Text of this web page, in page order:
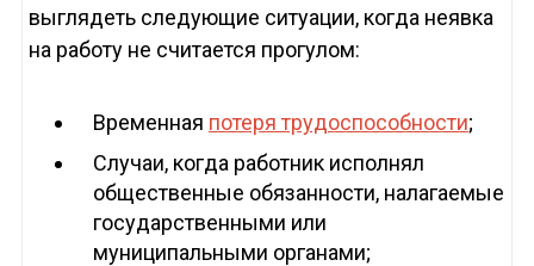
выглядеть следующие ситуации, когда неявка
на работу не считается прогулом:
Временная потеря трудоспособности;
Случаи, когда работник исполнял
общественные обязанности, налагаемые
государственными или
муниципальными органами;